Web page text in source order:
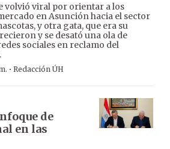
volvió viral por orientar a los
en Asunción hacia el sector
y otra gata, que era su
y se desató una ola de
sociales en reclamo del
· Redacción ÚH
de
en las